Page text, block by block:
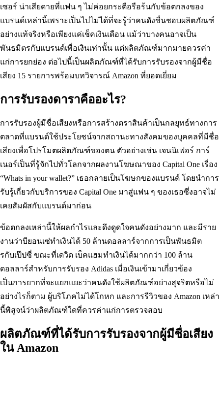
เซอร์ น่าเสียดายที่แฟน ๆ ไม่ค่อยกระตือรือร้นกับข้อตกลงของ
แบรนด์เหล่านี้เพราะเป็นไปไม่ได้ที่จะรู้ว่าคนดังชื่นชอบผลิตภัณฑ์
อย่างแท้จริงหรือเพียงแค่เช็คเงินเดือน แม้ว่าบางคนอาจเป็น
พันธมิตรกับแบรนด์เพื่อเงินเท่านั้น แต่ผลิตภัณฑ์มากมายควรค่า
แก่การยกย่อง ต่อไปนี้เป็นผลิตภัณฑ์ที่ได้รับการรับรองจากผู้มีชื่อ
เสียง 15 รายการพร้อมบทวิจารณ์ Amazon ที่ยอดเยี่ยม
การรับรองดาราคืออะไร?
การรับรองผู้มีชื่อเสียงหรือการสร้างตราสินค้าเป็นกลยุทธ์ทางการ
ตลาดที่แบรนด์ใช้ประโยชน์จากสถานะทางสังคมของบุคคลที่มีชื่อ
เสียงเพื่อโปรโมตผลิตภัณฑ์ของตน ตัวอย่างเช่น เจนนิเฟอร์ การ์
เนอร์เป็นที่รู้จักไปทั่วโลกจากผลงานโฆษณาของ Capital One เรื่อง
“Whats in your wallet?” เธอกลายเป็นโฆษกของแบรนด์ โดยนำการ
รับรู้เกี่ยวกับบริการของ Capital One มาสู่แฟน ๆ ของเธอซึ่งอาจไม่
เคยสัมผัสกับแบรนด์มาก่อน
ข้อตกลงเหล่านี้ให้ผลกำไรและดึงดูดใจคนดังอย่างมาก และมีราย
งานว่าบียอนเซ่ทำเงินได้ 50 ล้านดอลลาร์จากการเป็นพันธมิต
รกับเป๊ปซี่ ขณะที่เดวิด เบ็คแฮมทำเงินได้มากกว่า 100 ล้าน
ดอลลาร์สำหรับการรับรอง Adidas เมื่อเงินเข้ามาเกี่ยวข้อง
เป็นการยากที่จะแยกแยะว่าคนดังใช้ผลิตภัณฑ์อย่างสุจริตหรือไม่
อย่างไรก็ตาม ผู้บริโภคไม่ได้โกหก และการรีวิวของ Amazon เหล่า
นี้พิสูจน์ว่าผลิตภัณฑ์ใดที่ควรค่าแก่การตรวจสอบ
ผลิตภัณฑ์ที่ได้รับการรับรองจากผู้มีชื่อเสียง
ใน Amazon